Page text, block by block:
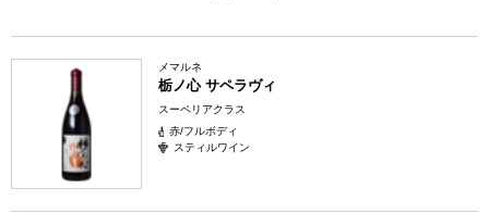
メマルネ
栃ノ心 サペラヴィ
スーペリアクラス
赤/フルボディ
スティルワイン